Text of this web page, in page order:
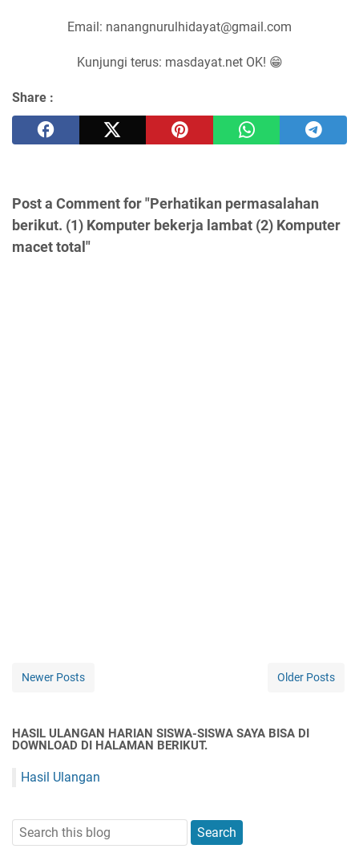
Email: nanangnurulhidayat@gmail.com
Kunjungi terus: masdayat.net OK! 😁
Share :
Post a Comment for "Perhatikan permasalahan
berikut. (1) Komputer bekerja lambat (2) Komputer
macet total"
Newer Posts Older Posts
HASIL ULANGAN HARIAN SISWA-SISWA SAYA BISA DI
DOWNLOAD DI HALAMAN BERIKUT.
Hasil Ulangan